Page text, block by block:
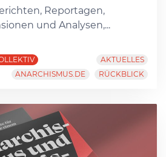
Reportagen,
und Analysen,...
AKTUELLES
ANARCHISMUS.DE
RÜCKBLICK